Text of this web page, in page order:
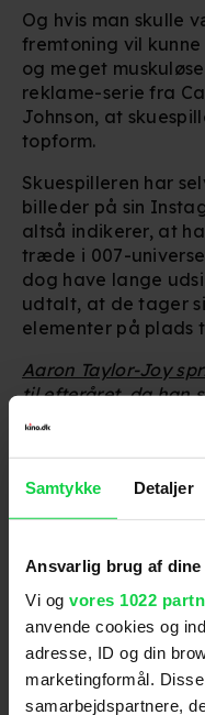
Samtykke Detaljer
Ansvarlig brug af dine
Vi og vores 1022
anvende cookies og
adresse, ID og din
marketingformål.
samarbejdspartnere,
Og hvis man skulle
fremtoning vil
og meget
reklame-serie fra
Johnson, at
topform.
Skuespilleren har
billeder på sin
altså indikerer, at
træde i 007-
dog have lange
udtalt, at de tager
elementer på plads
Aaron Taylor-Joy
til efteråret, da han
Hunter', som får
For at se dette
Følg os for de